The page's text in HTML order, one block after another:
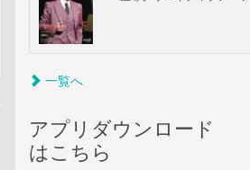
一覧へ
アプリダウンロード
はこちら